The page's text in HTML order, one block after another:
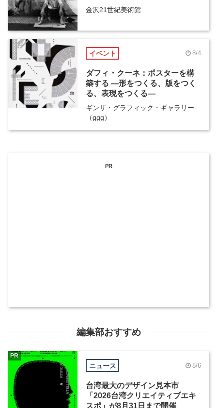
金沢21世紀美術館
イベント 8/4
ダフィ・クーネ：ポスターを構
築する ―形をつくる、版をつく
る、表現をつくる―
ギンザ・グラフィック・ギャラリー
（ggg）
PR
編集部おすすめ
ニュース 8/6
台湾最大のデザイン見本市
「2026台湾クリエイティブエキ
スポ」が8月31日まで開催
PR